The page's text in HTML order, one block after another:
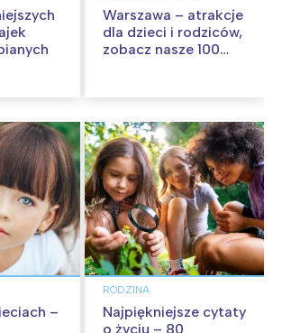
Warszawa – atrakcje
dla dzieci i rodziców,
zobacz nasze 100
–
RODZINA
Najpiękniejsze cytaty
o życiu – 80